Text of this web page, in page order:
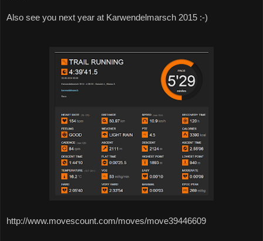
Also see you next year at Karwendelmarsch 2015 :-)
http://www.movescount.com/moves/move39446609